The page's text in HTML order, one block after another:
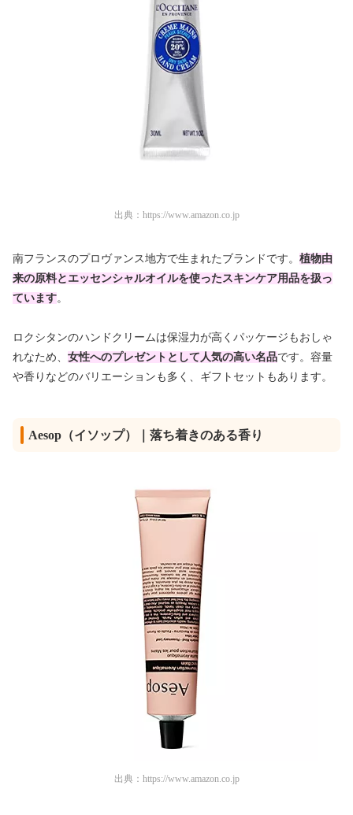
出典： https://www.amazon.co.jp
南フランスのプロヴァンス地方で生まれたブランドです。 植物由
来の原料とエッセンシャルオイルを使ったスキンケア用品を扱っ
ています。
ロクシタンのハンドクリームは保湿力が高くパッケージもおしゃ
れなため、 女性へのプレゼントとして人気の高い名品です。容量
や香りなどのバリエーションも多く、ギフトセットもあります。
Aesop（イソップ）｜落ち着きのある香り
出典： https://www.amazon.co.jp